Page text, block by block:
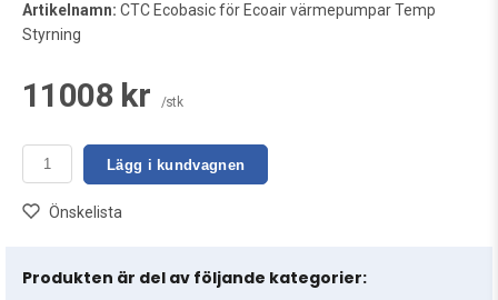
Artikelnamn: CTC Ecobasic för Ecoair värmepumpar Temp
Styrning
11008 kr /stk
Lägg i kundvagnen
Önskelista
Produkten är del av följande kategorier: